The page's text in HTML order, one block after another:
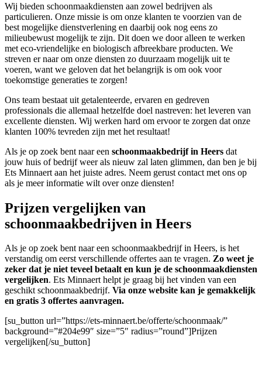
Wij bieden schoonmaakdiensten aan zowel bedrijven als
particulieren. Onze missie is om onze klanten te voorzien van de
best mogelijke dienstverlening en daarbij ook nog eens zo
milieubewust mogelijk te zijn. Dit doen we door alleen te werken
met eco-vriendelijke en biologisch afbreekbare producten. We
streven er naar om onze diensten zo duurzaam mogelijk uit te
voeren, want we geloven dat het belangrijk is om ook voor
toekomstige generaties te zorgen!
Ons team bestaat uit getalenteerde, ervaren en gedreven
professionals die allemaal hetzelfde doel nastreven: het leveren van
excellente diensten. Wij werken hard om ervoor te zorgen dat onze
klanten 100% tevreden zijn met het resultaat!
Als je op zoek bent naar een schoonmaakbedrijf in Heers dat
jouw huis of bedrijf weer als nieuw zal laten glimmen, dan ben je bij
Ets Minnaert aan het juiste adres. Neem gerust contact met ons op
als je meer informatie wilt over onze diensten!
Prijzen vergelijken van
schoonmaakbedrijven in Heers
Als je op zoek bent naar een schoonmaakbedrijf in Heers, is het
verstandig om eerst verschillende offertes aan te vragen. Zo weet je
zeker dat je niet teveel betaalt en kun je de schoonmaakdiensten
vergelijken. Ets Minnaert helpt je graag bij het vinden van een
geschikt schoonmaakbedrijf. Via onze website kan je gemakkelijk
en gratis 3 offertes aanvragen.
[su_button url=”https://ets-minnaert.be/offerte/schoonmaak/”
background=”#204e99″ size=”5″ radius=”round”]Prijzen
vergelijken[/su_button]